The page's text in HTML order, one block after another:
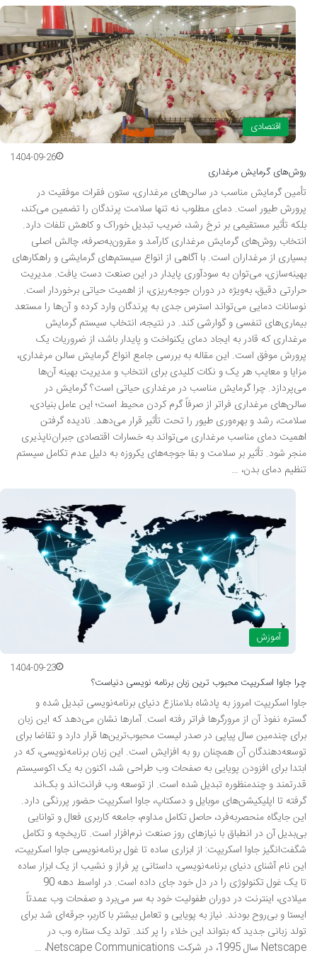
اقتصادی
1404-09-26
روش‌های گرمایش مرغداری
تأمین گرمایش مناسب در سالن‌های مرغداری، ستون فقرات موفقیت در
پرورش طیور است. دمای مطلوب نه تنها سلامت پرندگان را تضمین می‌کند،
بلکه تأثیر مستقیمی بر نرخ رشد، ضریب تبدیل خوراک و کاهش تلفات دارد.
انتخاب روش‌های گرمایش مرغداری کارآمد و مقرون‌به‌صرفه، چالش اصلی
بسیاری از مرغداران است. با آگاهی از انواع سیستم‌های گرمایشی و راهکارهای
بهینه‌سازی، می‌توان به سودآوری پایدار در این صنعت دست یافت. مدیریت
حرارتی دقیق، به‌ویژه در دوران جوجه‌ریزی، از اهمیت حیاتی برخوردار است.
نوسانات دمایی می‌تواند استرس جدی به پرندگان وارد کرده و آن‌ها را مستعد
بیماری‌های تنفسی و گوارشی کند. در نتیجه، انتخاب سیستم گرمایش
مرغداری که قادر به ایجاد دمای یکنواخت و پایدار باشد، از ضروریات یک
پرورش موفق است. این مقاله به بررسی جامع انواع گرمایش سالن مرغداری،
مزایا و معایب هر یک و نکات کلیدی برای انتخاب و مدیریت بهینه آن‌ها
می‌پردازد. چرا گرمایش مناسب در مرغداری حیاتی است؟ گرمایش در
سالن‌های مرغداری فراتر از صرفاً گرم کردن محیط است؛ این عامل بنیادی،
سلامت، رشد و بهره‌وری طیور را تحت تأثیر قرار می‌دهد. نادیده گرفتن
اهمیت دمای مناسب مرغداری می‌تواند به خسارات اقتصادی جبران‌ناپذیری
منجر شود. تأثیر بر سلامت و بقا جوجه‌های یکروزه به دلیل عدم تکامل سیستم
تنظیم دمای بدن، …
آموزش
1404-09-23
چرا جاوا اسکریپت محبوب ترین زبان برنامه نویسی دنیاست؟
جاوا اسکریپت امروز به پادشاه بلامنازع دنیای برنامه‌نویسی تبدیل شده و
گستره نفوذ آن از مرورگرها فراتر رفته است. آمارها نشان می‌دهد که این زبان
برای چندمین سال پیاپی در صدر لیست محبوب‌ترین‌ها قرار دارد و تقاضا برای
توسعه‌دهندگان آن همچنان رو به افزایش است. این زبان برنامه‌نویسی، که در
ابتدا برای افزودن پویایی به صفحات وب طراحی شد، اکنون به یک اکوسیستم
قدرتمند و چندمنظوره تبدیل شده است. از توسعه وب فرانت‌اند و بک‌اند
گرفته تا اپلیکیشن‌های موبایل و دسکتاپ، جاوا اسکریپت حضور پررنگی دارد.
این جایگاه منحصربه‌فرد، حاصل تکامل مداوم، جامعه کاربری فعال و توانایی
بی‌بدیل آن در انطباق با نیازهای روز صنعت نرم‌افزار است. تاریخچه و تکامل
شگفت‌انگیز جاوا اسکریپت: از ابزاری ساده تا غول برنامه‌نویسی جاوا اسکریپت،
این نام آشنای دنیای برنامه‌نویسی، داستانی پر فراز و نشیب از یک ابزار ساده
تا یک غول تکنولوژی را در دل خود جای داده است. در اواسط دهه 90
میلادی، اینترنت در دوران طفولیت خود به سر می‌برد و صفحات وب عمدتاً
ایستا و بی‌روح بودند. نیاز به پویایی و تعامل بیشتر با کاربر، جرقه‌ای شد برای
تولد زبانی جدید که بتواند این خلاء را پر کند. تولد یک ستاره وب در
Netscape سال 1995، در شرکت Netscape Communications، …